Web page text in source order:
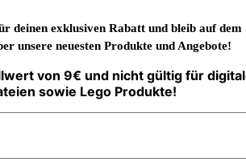
deinen exklusiven Rabatt und bleib auf dem
unsere neuesten Produkte und Angebote!
von 9€ und nicht gültig für
sowie Lego Produkte!